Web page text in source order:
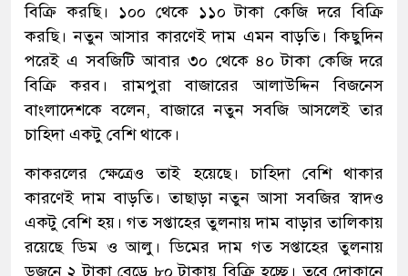
বিক্রি করছি। ১০০ থেকে ১১০ টাকা কেজি দরে বিক্রি
করছি। নতুন আসার কারণেই দাম এমন বাড়তি। কিছুদিন
পরেই এ সবজিটি আবার ৩০ থেকে ৪০ টাকা কেজি দরে
বিক্রি করব। রামপুরা বাজারের আলাউদ্দিন বিজনেস
বাংলাদেশকে বলেন, বাজারে নতুন সবজি আসলেই তার
চাহিদা একটু বেশি থাকে।
কাকরলের ক্ষেত্রেও তাই হয়েছে। চাহিদা বেশি থাকার
কারণেই দাম বাড়তি। তাছাড়া নতুন আসা সবজির স্বাদও
একটু বেশি হয়। গত সপ্তাহের তুলনায় দাম বাড়ার তালিকায়
রয়েছে ডিম ও আলু। ডিমের দাম গত সপ্তাহের তুলনায়
ডজনে ২ টাকা বেড়ে ৮০ টাকায় বিক্রি হচ্ছে। তবে দোকানে